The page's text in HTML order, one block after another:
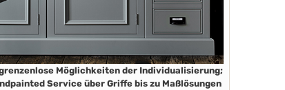
Möglichkeiten der Individualisierung;
Service über Griffe bis zu Maßlösungen